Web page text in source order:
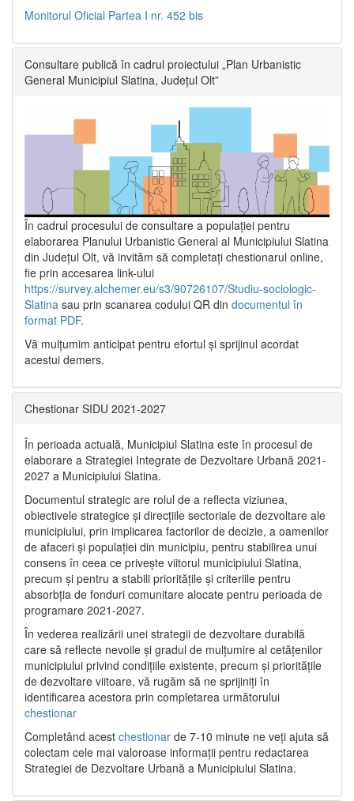
Monitorul Oficial Partea I nr. 452 bis
Consultare publică în cadrul proiectului „Plan Urbanistic
General Municipiul Slatina, Județul Olt”
În cadrul procesului de consultare a populaţiei pentru
elaborarea Planului Urbanistic General al Municipiului Slatina
din Județul Olt, vă invităm să completați chestionarul online,
fie prin accesarea link-ului
https://survey.alchemer.eu/s3/90726107/Studiu-sociologic-
Slatina sau prin scanarea codului QR din documentul în
format PDF.
Vă mulţumim anticipat pentru efortul şi sprijinul acordat
acestui demers.
Chestionar SIDU 2021-2027
În perioada actuală, Municipiul Slatina este în procesul de
elaborare a Strategiei Integrate de Dezvoltare Urbană 2021‐
2027 a Municipiului Slatina.
Documentul strategic are rolul de a reflecta viziunea,
obiectivele strategice și direcțiile sectoriale de dezvoltare ale
municipiului, prin implicarea factorilor de decizie, a oamenilor
de afaceri și populației din municipiu, pentru stabilirea unui
consens în ceea ce privește viitorul municipiului Slatina,
precum și pentru a stabili prioritățile și criteriile pentru
absorbția de fonduri comunitare alocate pentru perioada de
programare 2021-2027.
În vederea realizării unei strategii de dezvoltare durabilă
care să reflecte nevoile și gradul de mulțumire al cetățenilor
municipiului privind condițiile existente, precum și prioritățile
de dezvoltare viitoare, vă rugăm să ne sprijiniți în
identificarea acestora prin completarea următorului
chestionar
Completând acest chestionar de 7-10 minute ne veți ajuta să
colectam cele mai valoroase informații pentru redactarea
Strategiei de Dezvoltare Urbană a Municipiului Slatina.